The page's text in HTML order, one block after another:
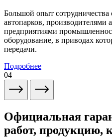
Большой опыт сотрудничества
автопарков, производителями
предприятиями
оборудование, в приводах
передачи.
Подробнее
04
Официальная
работ, продукцию,